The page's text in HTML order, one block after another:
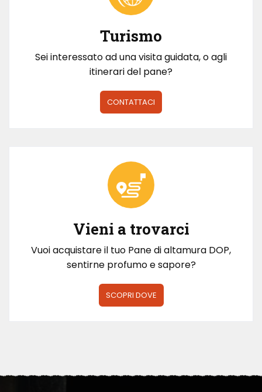
Turismo
Sei interessato ad una visita guidata, o agli
itinerari del pane?
CONTATTACI
Vieni a trovarci
Vuoi acquistare il tuo Pane di altamura DOP,
sentirne profumo e sapore?
SCOPRI DOVE